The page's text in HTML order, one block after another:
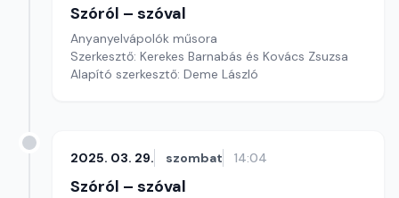
Szóról – szóval
Anyanyelvápolók műsora
Szerkesztő: Kerekes Barnabás és Kovács Zsuzsa
Alapító szerkesztő: Deme László
2025. 03. 29. szombat 14:04
Szóról – szóval